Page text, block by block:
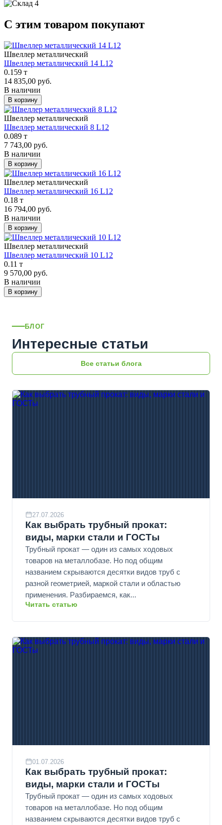
С этим товаром покупают
Швеллер металлический
Швеллер металлический 14 L12
0.159 т
14 835,00 руб.
В наличии
В корзину
Швеллер металлический
Швеллер металлический 8 L12
0.089 т
7 743,00 руб.
В наличии
В корзину
Швеллер металлический
Швеллер металлический 16 L12
0.18 т
16 794,00 руб.
В наличии
В корзину
Швеллер металлический
Швеллер металлический 10 L12
0.11 т
9 570,00 руб.
В наличии
В корзину
БЛОГ
Интересные статьи
Все статьи блога
27.07.2026
Как выбрать трубный прокат:
виды, марки стали и ГОСТы
Трубный прокат — один из самых ходовых
товаров на металлобазе. Но под общим
названием скрываются десятки видов труб с
разной геометрией, маркой стали и областью
применения. Разбираемся, как...
Читать статью
01.07.2026
Как выбрать трубный прокат:
виды, марки стали и ГОСТы
Трубный прокат — один из самых ходовых
товаров на металлобазе. Но под общим
названием скрываются десятки видов труб с